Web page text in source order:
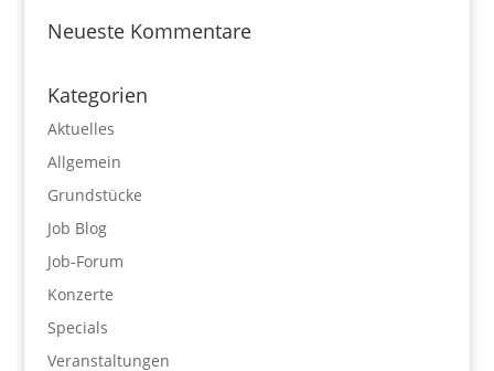
Neueste Kommentare
Kategorien
Aktuelles
Allgemein
Grundstücke
Job Blog
Job-Forum
Konzerte
Specials
Veranstaltungen